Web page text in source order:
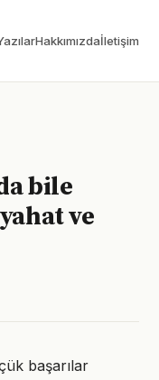
Hakkımızdaİletişim
bile
ve
başarılar